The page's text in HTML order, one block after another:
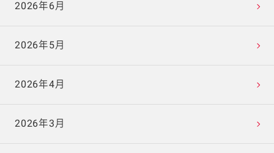
2026年6月
2026年5月
2026年4月
2026年3月